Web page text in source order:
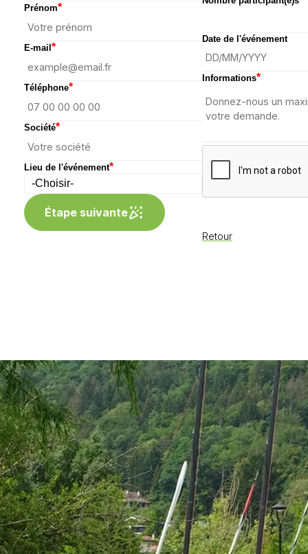
Prénom*
E-mail*
Téléphone*
Société*
Lieu de l'événement*
Étape suivante
Date de l'événement
Informations*
Retour